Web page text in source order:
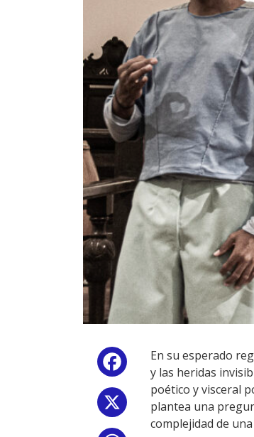
Facebook
En su esperado
y las heridas
poético y visceral
plantea una
complejidad de